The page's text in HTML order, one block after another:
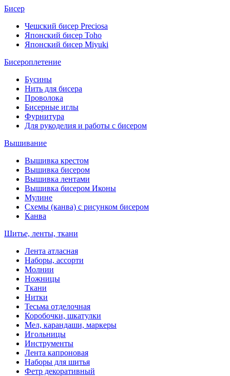
Бисер
Чешский бисер Preciosa
Японский бисер Toho
Японский бисер Miyuki
Бисероплетение
Бусины
Нить для бисера
Проволока
Бисерные иглы
Фурнитура
Для рукоделия и работы с бисером
Вышивание
Вышивка крестом
Вышивка бисером
Вышивка лентами
Вышивка бисером Иконы
Мулине
Схемы (канва) с рисунком бисером
Канва
Шитье, ленты, ткани
Лента атласная
Наборы, ассорти
Молнии
Ножницы
Ткани
Нитки
Тесьма отделочная
Коробочки, шкатулки
Мел, карандаши, маркеры
Игольницы
Инструменты
Лента капроновая
Наборы для шитья
Фетр декоративный